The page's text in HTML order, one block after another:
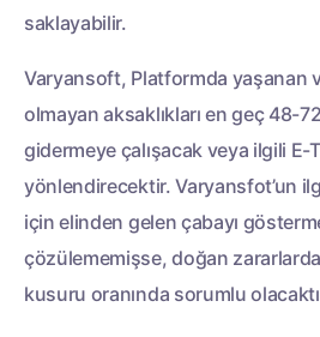
saklayabilir.
Varyansoft, Platformda yaşanan
olmayan aksaklıkları en geç 48-
gidermeye çalışacak veya ilgili E-
yönlendirecektir. Varyansfot’un
için elinden gelen çabayı
çözülememişse, doğan
kusuru oranında sorumlu